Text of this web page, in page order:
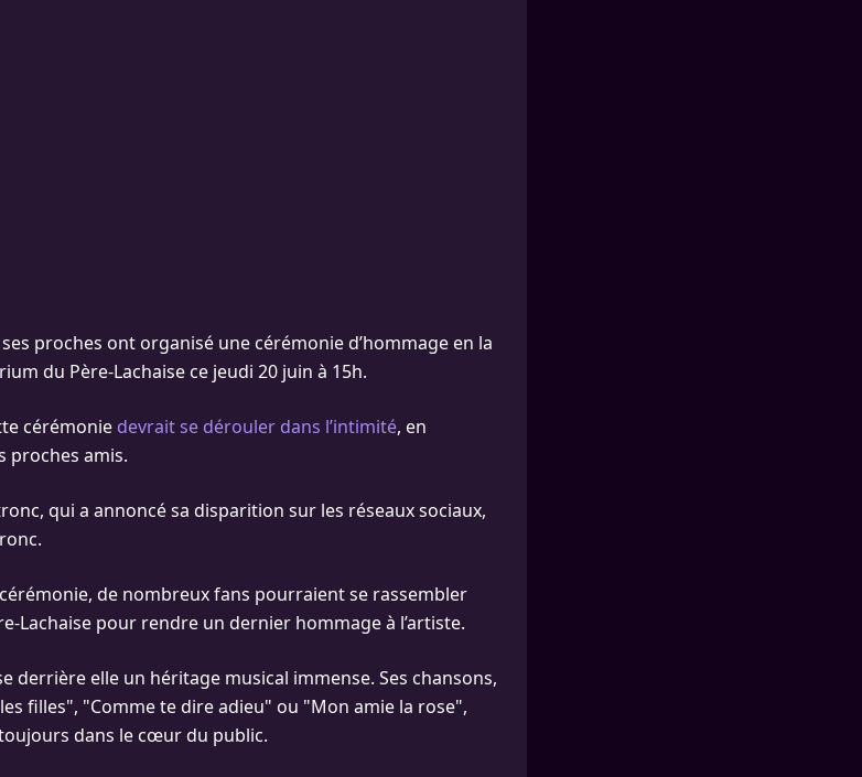
proches ont organisé une cérémonie d’hommage en la
du Père-Lachaise ce jeudi 20 juin à 15h.
cérémonie devrait se dérouler dans l’intimité, en
proches amis.
qui a annoncé sa disparition sur les réseaux sociaux,
de nombreux fans pourraient se rassembler
Lachaise pour rendre un dernier hommage à l’artiste.
derrière elle un héritage musical immense. Ses chansons,
filles", "Comme te dire adieu" ou "Mon amie la rose",
dans le cœur du public.